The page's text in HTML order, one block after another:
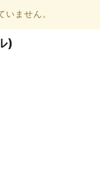
ません。
)